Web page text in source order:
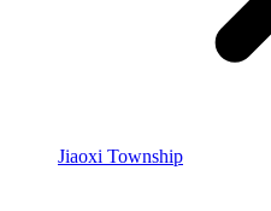
Jiaoxi Township